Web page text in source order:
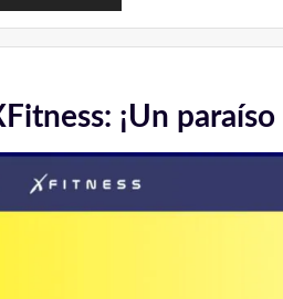
¡Un